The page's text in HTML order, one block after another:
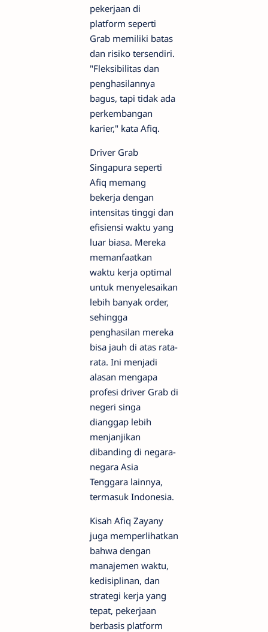
pekerjaan di
platform seperti
Grab memiliki batas
dan risiko tersendiri.
"Fleksibilitas dan
penghasilannya
bagus, tapi tidak ada
perkembangan
karier," kata Afiq.
Driver Grab
Singapura seperti
Afiq memang
bekerja dengan
intensitas tinggi dan
efisiensi waktu yang
luar biasa. Mereka
memanfaatkan
waktu kerja optimal
untuk menyelesaikan
lebih banyak order,
sehingga
penghasilan mereka
bisa jauh di atas rata-
rata. Ini menjadi
alasan mengapa
profesi driver Grab di
negeri singa
dianggap lebih
menjanjikan
dibanding di negara-
negara Asia
Tenggara lainnya,
termasuk Indonesia.
Kisah Afiq Zayany
juga memperlihatkan
bahwa dengan
manajemen waktu,
kedisiplinan, dan
strategi kerja yang
tepat, pekerjaan
berbasis platform